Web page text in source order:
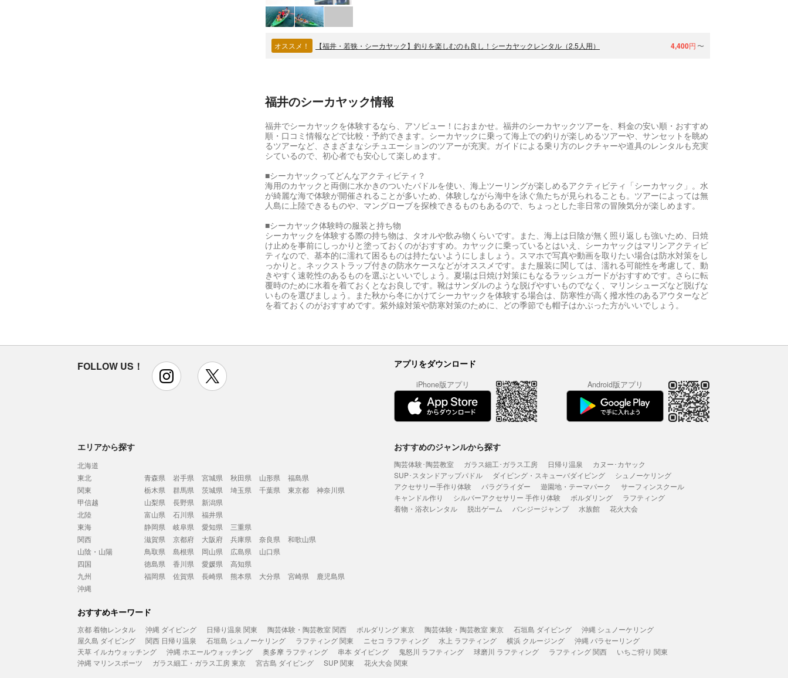
オススメ！ 【福井・若狭・シーカヤック】釣りを楽しむのも良し！シーカヤックレンタル（2.5人用） 4,400円 〜
福井のシーカヤック情報
福井でシーカヤックを体験するなら、アソビュー！におまかせ。福井のシーカヤックツアーを、料金の安い順・おすすめ
順・口コミ情報などで比較・予約できます。シーカヤックに乗って海上での釣りが楽しめるツアーや、サンセットを眺め
るツアーなど、さまざまなシチュエーションのツアーが充実。ガイドによる乗り方のレクチャーや道具のレンタルも充実
シているので、初心者でも安心して楽しめます。
■シーカヤックってどんなアクティビティ？
海用のカヤックと両側に水かきのついたパドルを使い、海上ツーリングが楽しめるアクティビティ「シーカヤック」。水
が綺麗な海で体験が開催されることが多いため、体験しながら海中を泳ぐ魚たちが見られることも。ツアーによっては無
人島に上陸できるものや、マングローブを探検できるものもあるので、ちょっとした非日常の冒険気分が楽しめます。
■シーカヤック体験時の服装と持ち物
シーカヤックを体験する際の持ち物は、タオルや飲み物くらいです。また、海上は日陰が無く照り返しも強いため、日焼
け止めを事前にしっかりと塗っておくのがおすすめ。カヤックに乗っているとはいえ、シーカヤックはマリンアクティビ
ティなので、基本的に濡れて困るものは持たないようにしましょう。スマホで写真や動画を取りたい場合は防水対策をし
っかりと。ネックストラップ付きの防水ケースなどがオススメです。また服装に関しては、濡れる可能性を考慮して、動
きやすく速乾性のあるものを選ぶといいでしょう。夏場は日焼け対策にもなるラッシュガードがおすすめです。さらに転
覆時のために水着を着ておくとなお良しです。靴はサンダルのような脱げやすいものでなく、マリンシューズなど脱げな
いものを選びましょう。また秋から冬にかけてシーカヤックを体験する場合は、防寒性が高く撥水性のあるアウターなど
を着ておくのがおすすめです。紫外線対策や防寒対策のために、どの季節でも帽子はかぶった方がいいでしょう。
FOLLOW US！ instagram アプリをダウンロード
iPhone版アプリ Android版アプリ
エリアから探す
北海道
東北
青森県 岩手県 宮城県 秋田県 山形県
福島県
関東
栃木県 群馬県 茨城県 埼玉県 千葉県 東京都
神奈川県
甲信越
山梨県 長野県
新潟県
北陸
富山県 石川県
福井県
東海
静岡県 岐阜県 愛知県
三重県
関西
滋賀県 京都府 大阪府 兵庫県 奈良県
和歌山県
山陰・山陽
鳥取県 島根県 岡山県 広島県
山口県
四国
徳島県 香川県 愛媛県
高知県
九州
福岡県 佐賀県 長崎県 熊本県 大分県 宮崎県
鹿児島県
沖縄
おすすめのジャンルから探す
陶芸体験･陶芸教室 ガラス細工･ガラス工房 日帰り温泉
カヌー･カヤック
SUP･スタンドアップパドル
ダイビング・スキューバダイビング
シュノーケリング
アクセサリー手作り体験
パラグライダー 遊園地・テーマパーク
サーフィンスクール
キャンドル作り
シルバーアクセサリー 手作り体験 ボルダリング
ラフティング
着物・浴衣レンタル
脱出ゲーム バンジージャンプ 水族館 花火大会
おすすめキーワード
京都 着物レンタル 沖縄 ダイビング 日帰り温泉 関東 陶芸体験・陶芸教室 関西 ボルダリング 東京 陶芸体験・陶芸教室 東京 石垣島 ダイビング
沖縄 シュノーケリング
屋久島 ダイビング
関西 日帰り温泉 石垣島 シュノーケリング ラフティング 関東 ニセコ ラフティング 水上 ラフティング 横浜 クルージング
沖縄 パラセーリング
天草 イルカウォッチング
沖縄 ホエールウォッチング 奥多摩 ラフティング 串本 ダイビング 鬼怒川 ラフティング 球磨川 ラフティング ラフティング 関西
いちご狩り 関東
沖縄 マリンスポーツ
ガラス細工・ガラス工房 東京 宮古島 ダイビング SUP 関東 花火大会 関東